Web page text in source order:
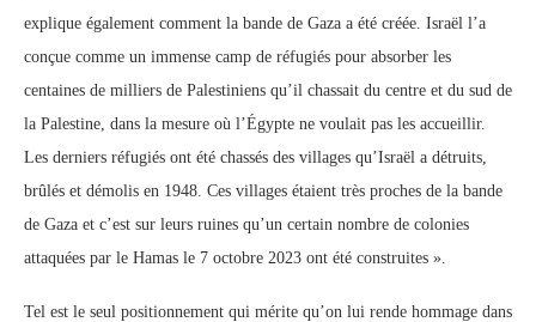
explique également comment la bande de Gaza a été créée. Israël l’a
conçue comme un immense camp de réfugiés pour absorber les
centaines de milliers de Palestiniens qu’il chassait du centre et du sud de
la Palestine, dans la mesure où l’Égypte ne voulait pas les accueillir.
Les derniers réfugiés ont été chassés des villages qu’Israël a détruits,
brûlés et démolis en 1948. Ces villages étaient très proches de la bande
de Gaza et c’est sur leurs ruines qu’un certain nombre de colonies
attaquées par le Hamas le 7 octobre 2023 ont été construites ».
Tel est le seul positionnement qui mérite qu’on lui rende hommage dans